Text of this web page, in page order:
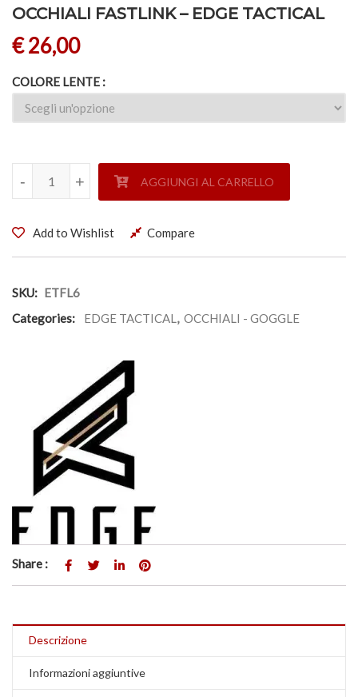
OCCHIALI FASTLINK – EDGE TACTICAL
€26,00
COLORE LENTE
OCCHIALI FASTLINK - EDGE TACTICAL quantità
+
- +
- AGGIUNGI AL CARRELLO
Add to Wishlist Compare
SKU: ETFL6
Categories:
EDGE TACTICAL, OCCHIALI - GOGGLE
Share :
Descrizione
Informazioni aggiuntive